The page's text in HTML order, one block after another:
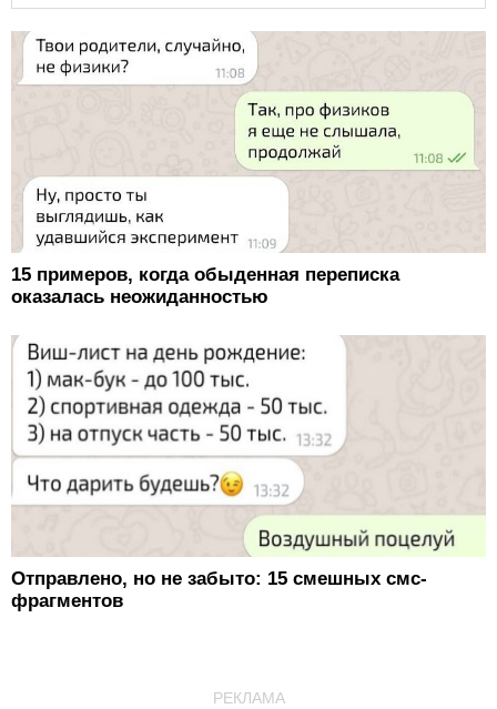
15 примеров, когда обыденная переписка
оказалась неожиданностью
Отправлено, но не забыто: 15 смешных смс-
фрагментов
РЕКЛАМА